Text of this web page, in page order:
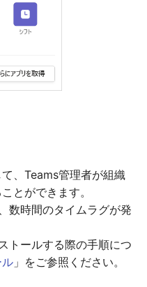
、Teams管理者が組織
とができます。
数時間のタイムラグが発
トールする際の手順につ
」をご参照ください。